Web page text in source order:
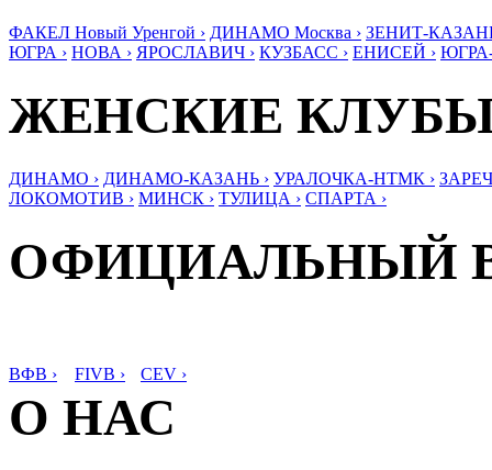
ФАКЕЛ Новый Уренгой › ДИНАМО Москва › ЗЕНИТ-
ЮГРА › НОВА › ЯРОСЛАВИЧ › КУЗБАСС › ЕНИСЕЙ ›
ЖЕНСКИЕ
ДИНАМО › ДИНАМО-КАЗАНЬ › УРАЛОЧКА-НТМК ›
ЛОКОМОТИВ › МИНСК › ТУЛИЦА › СПАРТА ›
ОФИЦИАЛЬНЫЙ
ВФВ › FIVB › CEV ›
О НАС